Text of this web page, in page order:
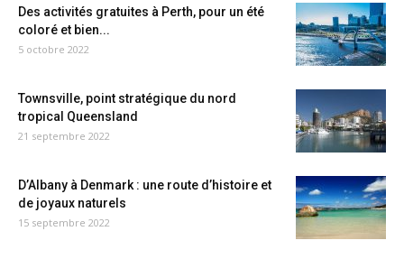
Des activités gratuites à Perth, pour un été
coloré et bien...
5 octobre 2022
Townsville, point stratégique du nord
tropical Queensland
21 septembre 2022
D’Albany à Denmark : une route d’histoire et
de joyaux naturels
15 septembre 2022